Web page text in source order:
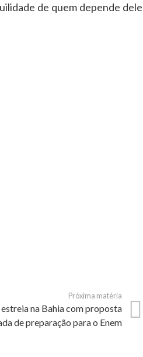
de quem depende dele
Próxima matéria
estreia na Bahia com proposta
de preparação para o Enem